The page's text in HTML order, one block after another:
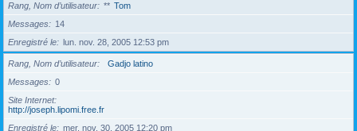
Rang, Nom d’utilisateur ** Tom
Messages
14
Enregistré le
lun. nov. 28, 2005 12:53 pm
Rang, Nom d’utilisateur
Gadjo latino
Messages
0
Site Internet
http://joseph.lipomi.free.fr
Enregistré le
mer. nov. 30, 2005 12:20 pm